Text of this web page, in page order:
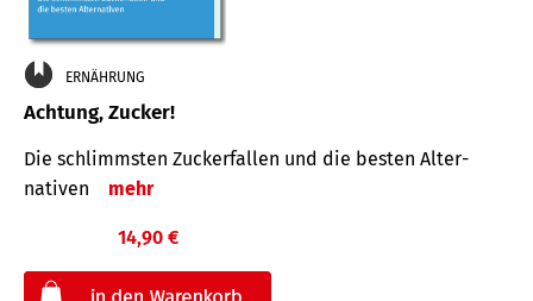
ERNÄHRUNG
Achtung, Zucker!
Die schlimmsten Zucker­fallen und die besten Alter­
nativen
mehr
14,90 €